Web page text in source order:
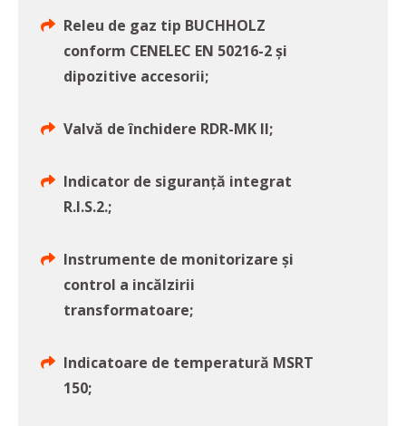
Releu de gaz tip BUCHHOLZ
conform CENELEC EN 50216-2 și
dipozitive accesorii;
Valvă de închidere RDR-MK II;
Indicator de siguranță integrat
R.I.S.2.;
Instrumente de monitorizare și
control a incălzirii
transformatoare;
Indicatoare de temperatură MSRT
150;